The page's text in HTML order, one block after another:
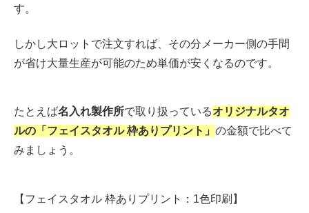
す。
しかし大ロットで注文すれば、その分メーカー側の手間
が省け大量生産が可能のため単価が安くなるのです。
たとえば名入れ製作所で取り扱っているオリジナルタオ
ルの「フェイスタオル 枠ありプリント」 の金額で比べて
みましょう。
【フェイスタオル 枠ありプリント：1色印刷】